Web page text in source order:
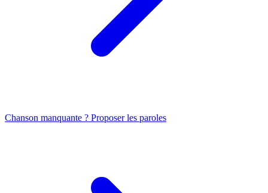
Chanson manquante ? Proposer les paroles